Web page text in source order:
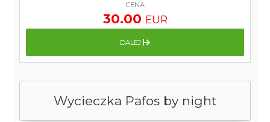
Wycieczka Pafos by night
CENA
30.00 EUR
DALEJ